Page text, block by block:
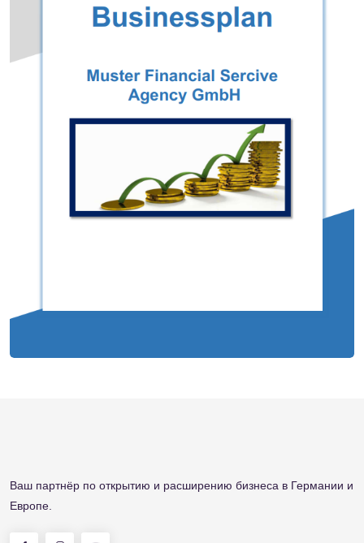
Ваш партнёр по открытию и расширению бизнеса в Германии и
Европе.